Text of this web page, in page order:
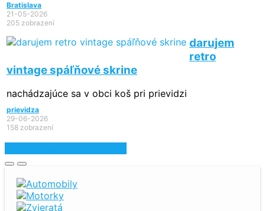
Bratislava
21-05-2026
205 zobrazení
darujem
retro
vintage spáľňové skrine
nachádzajúce sa v obci koš pri prievidzi
prievidza
29-06-2026
158 zobrazení
Automobily
Motorky
Zvieratá